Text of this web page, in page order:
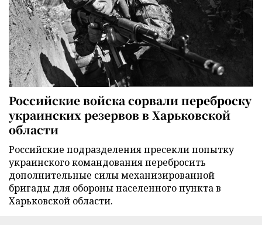
Российские войска сорвали переброску
украинских резервов в Харьковской
области
Российские подразделения пресекли попытку
украинского командования перебросить
дополнительные силы механизированной
бригады для обороны населенного пункта в
Харьковской области.